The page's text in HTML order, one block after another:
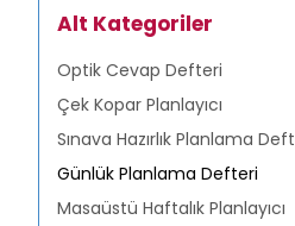
Alt Kategoriler
Optik Cevap Defteri
Çek Kopar Planlayıcı
Sınava Hazırlık Planlama
Günlük Planlama Defteri
Masaüstü Haftalık Planlayıcı